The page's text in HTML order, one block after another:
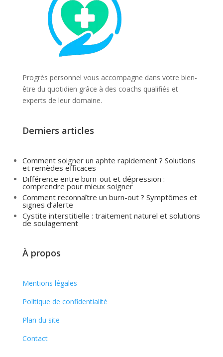
Progrès personnel vous accompagne dans votre bien-
être du quotidien grâce à des coachs qualifiés et
experts de leur domaine.
Derniers articles
Comment soigner un aphte rapidement ? Solutions
et remèdes efficaces
Différence entre burn-out et dépression :
comprendre pour mieux soigner
Comment reconnaître un burn-out ? Symptômes et
signes d’alerte
Cystite interstitielle : traitement naturel et solutions
de soulagement
À propos
Mentions légales
Politique de confidentialité
Plan du site
Contact